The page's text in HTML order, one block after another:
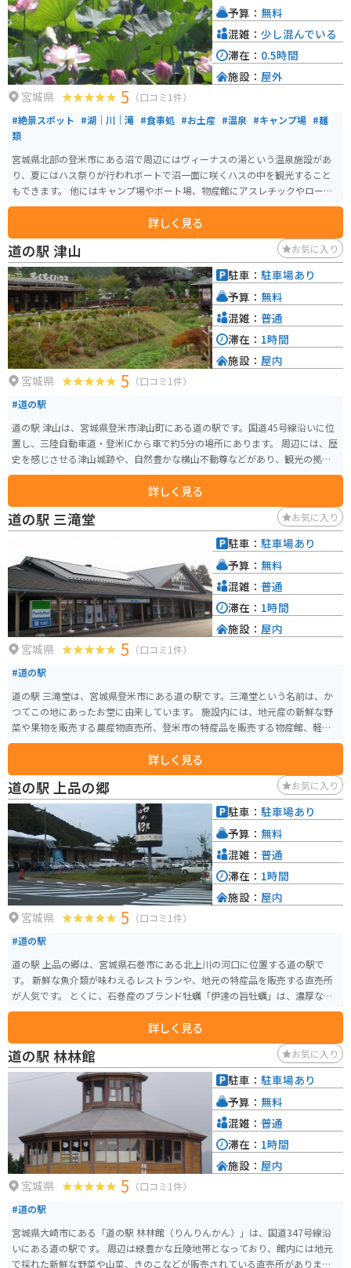
宮城県 5 （口コミ1件）
#絶景スポット #湖｜川｜滝 #食事処 #お土産 #温泉 #キャンプ場 #麺
類
宮城県北部の登米市にある沼で周辺にはヴィーナスの湯という温泉施設があ
り、夏にはハス祭りが行われボートで沼一面に咲くハスの中を観光すること
もできます。 他にはキャンプ場やボート場、物産館にアスレチックやローラ
ー滑り台のあるオランダ風車が目印の長沼フートピア公園があります。コロ
ナの影響でここ数年は行われておりませんが、春には風土マラソンという登
米市の特産品を味わいながら走るマラソン大会も開かれます。
詳しく見る
予算： 無料
混雑： 少し混んでいる
滞在： 0.5時間
施設： 屋外
道の駅 津山 お気に入り
宮城県 5 （口コミ1件）
#道の駅
道の駅 津山は、宮城県登米市津山町にある道の駅です。国道45号線沿いに位
置し、三陸自動車道・登米ICから車で約5分の場所にあります。 周辺には、歴
史を感じさせる津山城跡や、自然豊かな横山不動尊などがあり、観光の拠点
としても便利です。また、物産館では、地元産の新鮮な野菜や果物、海産物
などが販売されており、お土産探しにも最適です。 バイクで訪れる場合は、
駐車場も広く、休憩スペースもあるので、ツーリングの途中に立ち寄るのも
良いでしょう。 地元の名産品としては、「油麩丼」が有名です。油麩とは、
小麦粉のたんぱく質であるグルテンを油で揚げたもので、宮城県北部ではお
なじみの食材です。道の駅 津山内のレストランでも味わうことができます。
見どころとしては、道の駅のすぐそばに流れる北上川からの眺めがおすすめ
です。春には桜並木が美しく、秋には紅葉を楽しむことができます。
詳しく見る
駐車： 駐車場あり
予算： 無料
混雑： 普通
滞在： 1時間
施設： 屋内
道の駅 三滝堂 お気に入り
宮城県 5 （口コミ1件）
#道の駅
道の駅 三滝堂は、宮城県登米市にある道の駅です。三滝堂という名前は、か
つてこの地にあったお堂に由来しています。 施設内には、地元産の新鮮な野
菜や果物を販売する農産物直売所、登米市の特産品を販売する物産館、軽食
コーナーなどがあります。 また、道の駅 三滝堂は、バイクツーリングの休憩
場所としても人気です。周辺には、緑豊かな山々が広がっており、ツーリン
グに最適なルートが数多くあります。 特に、栗原市方面へ続く国道398号線
は、変化に富んだワインディングロードとして知られており、多くのライダ
ーに楽しまれています。 道の駅 三滝堂で休憩する際には、地元産の食材を使
用した料理や、登米市の特産品である「はっと汁」などを味わってみてはい
かがでしょうか。
詳しく見る
駐車： 駐車場あり
予算： 無料
混雑： 普通
滞在： 1時間
施設： 屋内
道の駅 上品の郷 お気に入り
宮城県 5 （口コミ1件）
#道の駅
道の駅 上品の郷は、宮城県石巻市にある北上川の河口に位置する道の駅で
す。 新鮮な魚介類が味わえるレストランや、地元の特産品を販売する直売所
が人気です。 とくに、石巻産のブランド牡蠣「伊達の旨牡蠣」は、濃厚な味
わいでおすすめです。 バイクで訪れる場合、道の駅には広々とした駐車場が
巻市震災伝承施設 がんばろう！石巻」や、景勝地として知られる「牡鹿半
島」など、観光スポットも充実しています。 牡鹿半島はリアス式海岸の美し
い景色が楽しめ、バイクツーリングにも最適です。
詳しく見る
駐車： 駐車場あり
予算： 無料
混雑： 普通
滞在： 1時間
施設： 屋内
道の駅 林林館 お気に入り
宮城県 5 （口コミ1件）
#道の駅
宮城県大崎市にある「道の駅 林林館（りんりんかん）」は、国道347号線沿
いにある道の駅です。 周辺は緑豊かな丘陵地帯となっており、館内には地元
で採れた新鮮な野菜や山菜、きのこなどが販売されている直売所がありま
駐車： 駐車場あり
予算： 無料
混雑： 普通
滞在： 1時間
施設： 屋内